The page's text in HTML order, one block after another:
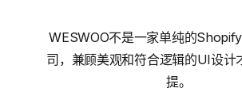
WESWOO不是一家单纯的
司，兼顾美观和符合逻辑的UI设计
提。